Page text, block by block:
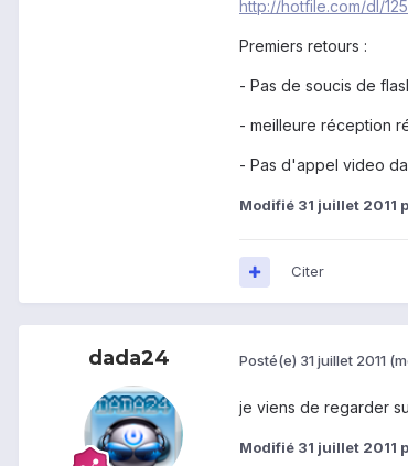
http://hotfile.com/dl/
Premiers retours :
- Pas de soucis de
- meilleure réception
- Pas d'appel video
Modifié 31 juillet 2011
Citer
dada24 Posté(e) 31 juillet 2011
je viens de regarder
Modifié 31 juillet 2011